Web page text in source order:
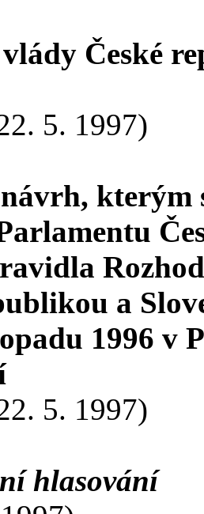
České
5. 1997)
kterým
a
1996 v
5. 1997)
hlasování